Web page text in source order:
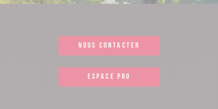
NOUS CONTACTER
ESPACE PRO